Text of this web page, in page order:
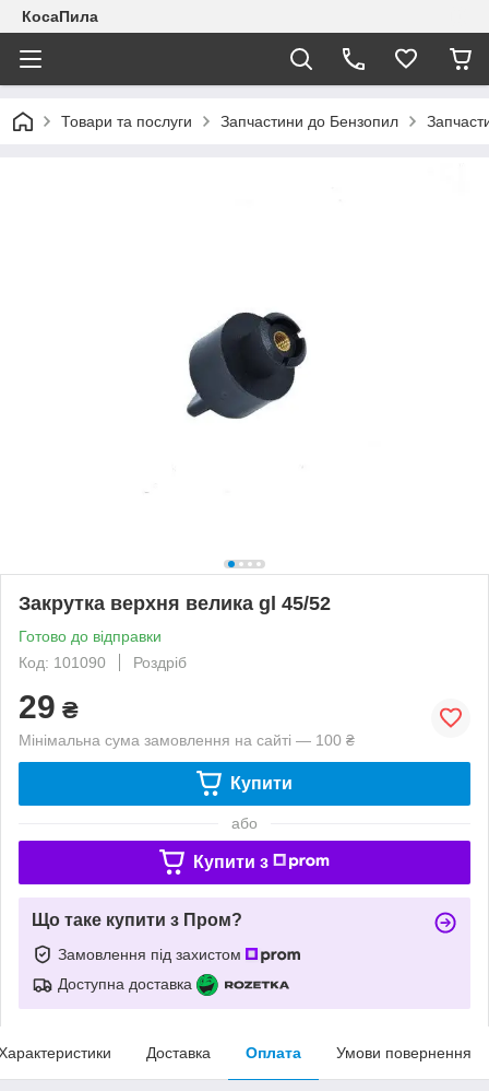
КосаПила
Товари та послуги Запчастини до Бензопил
Закрутка верхня велика gl 45/52
Готово до відправки
Код: 101090
Роздріб
29 ₴
Мінімальна сума замовлення на сайті — 100 ₴
Купити
або
Купити з
Що таке купити з Пром?
Замовлення під захистом
Доступна доставка
Доставка Оплата Умови повернення